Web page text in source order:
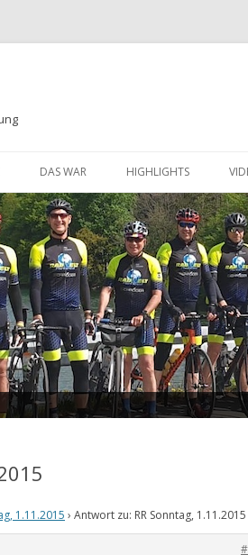
Inhalt
DAS WAR HIGHLIGHTS
1.11.2015 › Antwort zu: RR Sonntag, 1.11.2015